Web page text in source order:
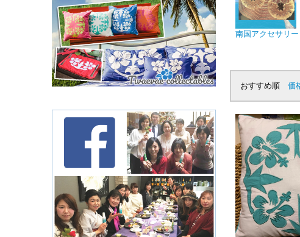
南国アクセサリ
おすすめ順 価